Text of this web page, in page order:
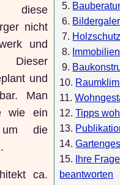
diese
nicht
und
Dieser
und
Man
wie ein
um die
ca.
5.
6.
7.
8.
9.
10.
11.
12.Tipps
13.
14.
15.
Ihre
beantworten